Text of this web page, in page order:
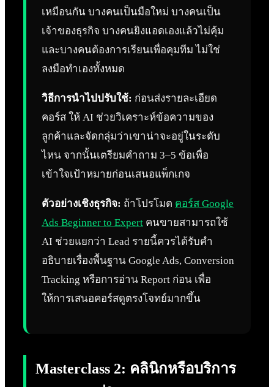
เหมือนกัน บางคนเป็นมือใหม่ บางคนเป็น
เจ้าของธุรกิจ บางคนยิงแอดเองแล้วไม่คุ้ม
และบางคนต้องการเรียนเพื่อคุมทีม ไม่ใช่
ลงมือทำเองทั้งหมด
วิธีการนำไปปรับใช้: ก่อนส่งรายละเอียด
คอร์ส ให้ AI ช่วยวิเคราะห์ข้อความของ
ลูกค้าและจัดกลุ่มว่าเขาน่าจะอยู่ในระดับ
ไหน จากนั้นเตรียมคำถาม 3–5 ข้อเพื่อ
เข้าใจเป้าหมายก่อนเสนอแพ็กเกจ
ตัวอย่างเชิงธุรกิจ: ถ้าโปรโมต คอร์ส Google
Ads Beginner to Expert คนขายสามารถใช้
AI ช่วยแยกว่า Lead รายนี้ควรได้รับคำ
อธิบายเรื่องพื้นฐาน Google Ads, Conversion
Tracking หรือการอ่าน Report ก่อน เพื่อ
ให้การเสนอคอร์สดูตรงโจทย์มากขึ้น
Masterclass 2: คลินิกหรือบริการ